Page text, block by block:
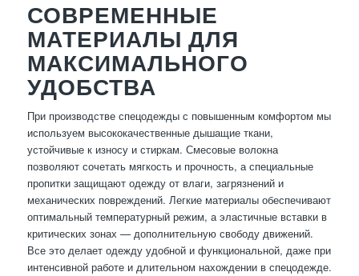
СОВРЕМЕННЫЕ
МАТЕРИАЛЫ ДЛЯ
МАКСИМАЛЬНОГО
УДОБСТВА
При производстве спецодежды с повышенным комфортом мы
используем высококачественные дышащие ткани,
устойчивые к износу и стиркам. Смесовые волокна
позволяют сочетать мягкость и прочность, а специальные
пропитки защищают одежду от влаги, загрязнений и
механических повреждений. Легкие материалы обеспечивают
оптимальный температурный режим, а эластичные вставки в
критических зонах — дополнительную свободу движений.
Все это делает одежду удобной и функциональной, даже при
интенсивной работе и длительном нахождении в спецодежде.